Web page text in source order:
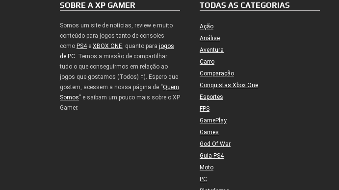
SOBRE A XP GAMER
Somos um site de notícias, review e muito
conteúdo para jogos tanto de consoles
como PS4e XBOX ONE, quanto para jogos
de PC. Temos a missão de compartilhar
tudo o que conseguirmos em relação ao
jogos que gostamos (Todos) =). Espero que
gostem, acessem a nossa página de “Quem
Somos” e saibam um pouco mais sobre o XP
Gamer.
TODAS AS CATEGORIAS
Ação
Análise
Aventura
Carro
Comparação
Conquistas Xbox One
Esportes
FPS
GamePlay
Games
God Of War
Guia PS4
Moto
PC